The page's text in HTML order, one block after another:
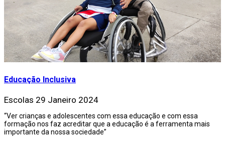
Educação Inclusiva
Escolas 29 Janeiro 2024
“Ver crianças e adolescentes com essa educação e com essa
formação nos faz acreditar que a educação é a ferramenta mais
importante da nossa sociedade”